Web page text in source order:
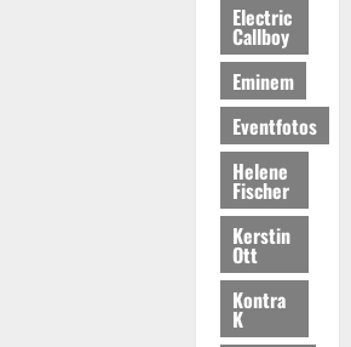
Electric
Callboy
Eminem
Eventfotos
Helene
Fischer
Kerstin
Ott
Kontra
K